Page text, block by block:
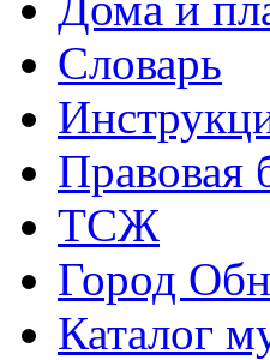
Словарь
Правовая
ТСЖ
Город
Каталог